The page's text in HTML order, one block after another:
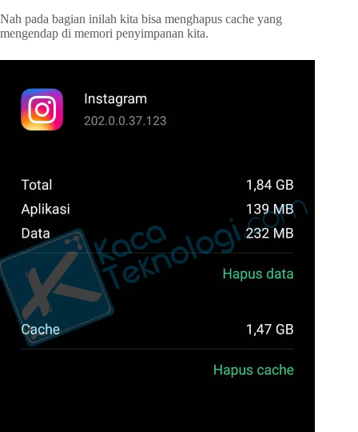
Nah pada bagian inilah kita bisa menghapus cache yang
mengendap di memori penyimpanan kita.